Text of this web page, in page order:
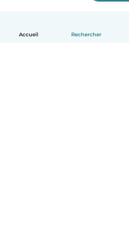
Accueil Rechercher